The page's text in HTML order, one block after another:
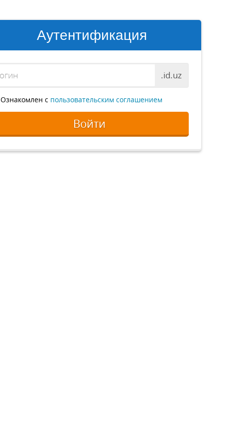
Аутентификация
.id.uz
Ознакомлен с пользовательским соглашением
Войти